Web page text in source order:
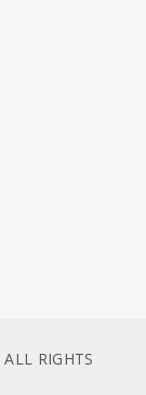
ALL RIGHTS